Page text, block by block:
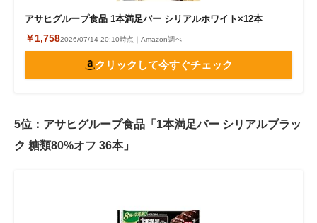
アサヒグループ食品 1本満足バー シリアルホワイト×12本
￥1,7582026/07/14 20:10時点｜Amazon調べ
クリックして今すぐチェック
5位：アサヒグループ食品「1本満足バー シリアルブラッ
ク 糖類80%オフ 36本」